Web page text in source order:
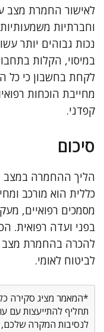
לאישור החמרת מצב
וחברתיות
נכות גבוהים יותר
במיסוי, הקלות
לקחת בחשבון כי כל
מחייבת הוכחות
קפדני.
סיכום
הליך ההחמרה במצב
כללית הוא מורכב
מסמכים רפואיים,
בפני ועדה רפואית.
להכרה בהחמרת מצב
לביטוח לאומי.
*המאמר מציג סקירה
תחליף להתייעצות עם
לנסיבות המקרה שלכם,